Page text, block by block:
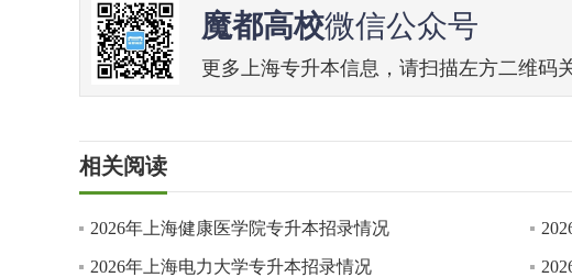
魔都高校微信公众号
更多上海专升本信息，请扫描左方二维码
相关阅读
2026年上海健康医学院专升本招录情况
2026年上海电力大学专升本招录情况